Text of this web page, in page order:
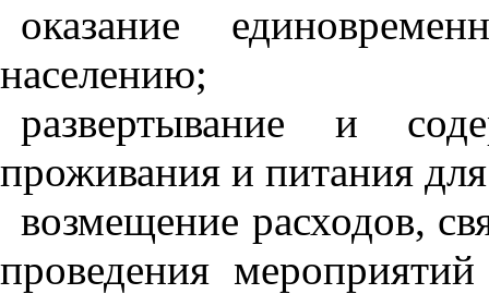
оказание
населению;
развертывание и
проживания и питания
возмещение расходов,
проведения